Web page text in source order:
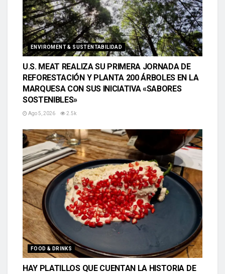
ENVIROMENT & SUSTENTABILIDAD
U.S. MEAT REALIZA SU PRIMERA JORNADA DE
REFORESTACIÓN Y PLANTA 200 ÁRBOLES EN LA
MARQUESA CON SUS INICIATIVA «SABORES
SOSTENIBLES»
Ago 5, 2026 2.5k
FOOD & DRINKS
HAY PLATILLOS QUE CUENTAN LA HISTORIA DE